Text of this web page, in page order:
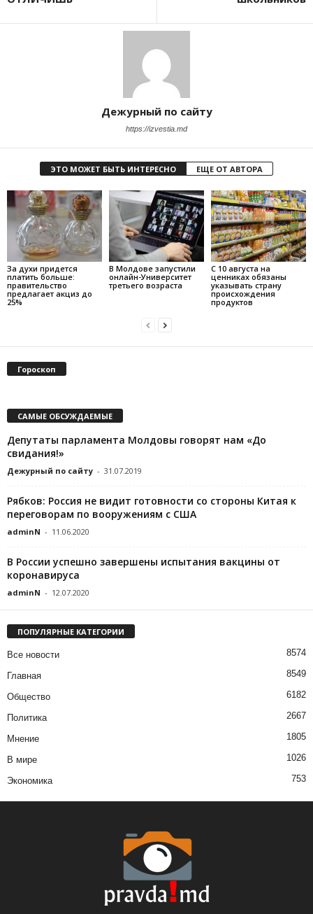
Дежурный по сайту
https://izvestia.md
ЭТО МОЖЕТ БЫТЬ ИНТЕРЕСНО ЕЩЕ ОТ АВТОРА
За духи придется
платить больше:
правительство
предлагает акциз до
25%
В Молдове запустили
онлайн-Университет
третьего возраста
С 10 августа на
ценниках обязаны
указывать страну
происхождения
продуктов
Гороскоп
САМЫЕ ОБСУЖДАЕМЫЕ
Депутаты парламента Молдовы говорят нам «До
свидания!»
Дежурный по сайту - 31.07.2019
Рябков: Россия не видит готовности со стороны Китая к
переговорам по вооружениям с США
adminN - 11.06.2020
В России успешно завершены испытания вакцины от
коронавируса
adminN - 12.07.2020
ПОПУЛЯРНЫЕ КАТЕГОРИИ
Все новости 8574
Главная 8549
Общество 6182
Политика 2667
Мнение 1805
В мире 1026
Экономика 753